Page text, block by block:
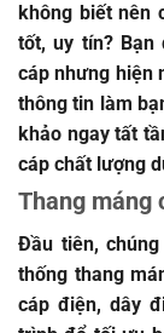
không biết nên
tốt, uy tín?
cáp nhưng hiện
thông tin làm
khảo ngay tất
cáp chất lượng
Thang máng
Đầu tiên,
thống thang
cáp điện, dây